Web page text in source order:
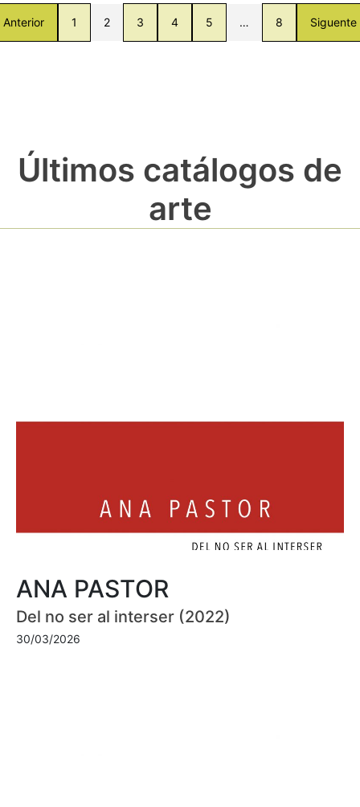
Anterior 1 2 3 4 5 … 8 Siguente
Últimos catálogos de
arte
ANA PASTOR
Del no ser al interser (2022)
30/03/2026